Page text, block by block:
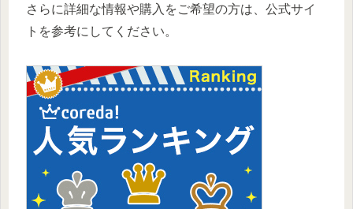
さらに詳細な情報や購入をご希望の方は、公式サイ
トを参考にしてください。